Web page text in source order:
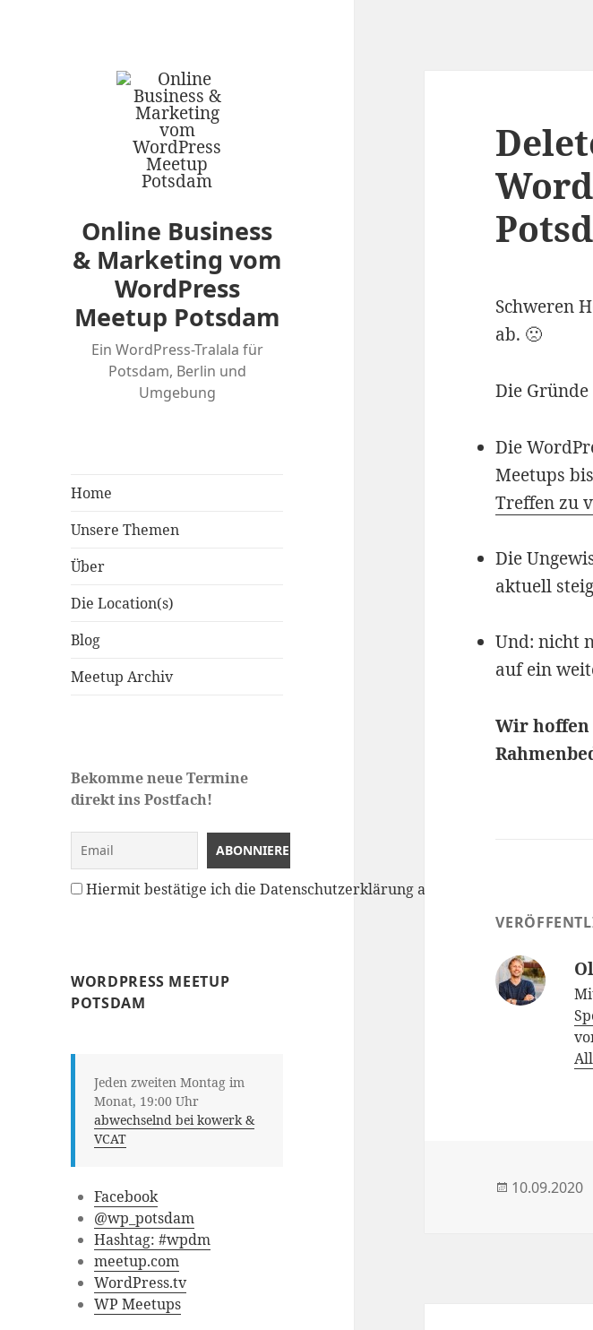
Online Business
& Marketing vom
WordPress
Meetup Potsdam
Ein WordPress-Tralala für
Potsdam, Berlin und
Umgebung
Home
Unsere Themen
Über
Die Location(s)
Blog
Meetup Archiv
Bekomme neue Termine
direkt ins Postfach!
Hiermit bestätige ich die Datenschutzerklärung anzunehmen
WORDPRESS MEETUP
POTSDAM
Jeden zweiten Montag im
Monat, 19:00 Uhr
abwechselnd bei kowerk &
VCAT
Facebook
@wp_potsdam
Hashtag: #wpdm
meetup.com
WordPress.tv
WP Meetups
Schweren
ab. 🙁
Die
Die
Meetups
Treffen zu
Die
aktuell
Und: nicht
auf ein
Wir hoffen
10.09.2020